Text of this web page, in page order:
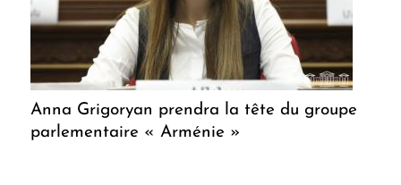
Anna Grigoryan prendra la tête du groupe
parlementaire « Arménie »